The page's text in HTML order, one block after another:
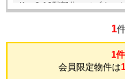
K 9-10階部分のメゾネットタ
可能物件！お好きな日時で
い合わせ下さい！業務に精
店が困難な場合は、ご希望
1
1件
会員限定物件は